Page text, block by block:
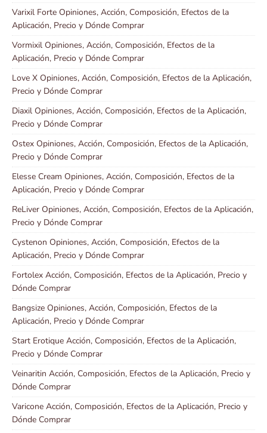
Varixil Forte Opiniones, Acción, Composición, Efectos de la
Aplicación, Precio y Dónde Comprar
Vormixil Opiniones, Acción, Composición, Efectos de la
Aplicación, Precio y Dónde Comprar
Love X Opiniones, Acción, Composición, Efectos de la Aplicación,
Precio y Dónde Comprar
Diaxil Opiniones, Acción, Composición, Efectos de la Aplicación,
Precio y Dónde Comprar
Ostex Opiniones, Acción, Composición, Efectos de la Aplicación,
Precio y Dónde Comprar
Elesse Cream Opiniones, Acción, Composición, Efectos de la
Aplicación, Precio y Dónde Comprar
ReLiver Opiniones, Acción, Composición, Efectos de la Aplicación,
Precio y Dónde Comprar
Cystenon Opiniones, Acción, Composición, Efectos de la
Aplicación, Precio y Dónde Comprar
Fortolex Acción, Composición, Efectos de la Aplicación, Precio y
Dónde Comprar
Bangsize Opiniones, Acción, Composición, Efectos de la
Aplicación, Precio y Dónde Comprar
Start Erotique Acción, Composición, Efectos de la Aplicación,
Precio y Dónde Comprar
Veinaritin Acción, Composición, Efectos de la Aplicación, Precio y
Dónde Comprar
Varicone Acción, Composición, Efectos de la Aplicación, Precio y
Dónde Comprar